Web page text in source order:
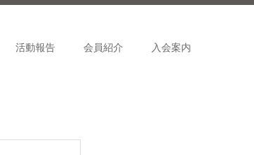
活動報告 会員紹介 入会案内